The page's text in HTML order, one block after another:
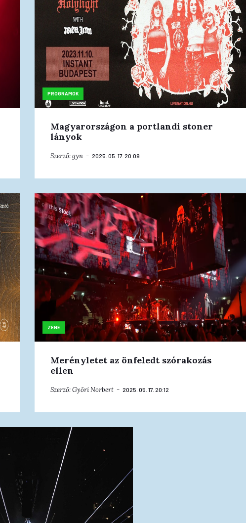
PROGRAMOK
Magyarországon a portlandi stoner
lányok
Szerző:gyn 2025. 05. 17. 20:09
ZENE
Merényletet az önfeledt szórakozás
ellen
Szerző:Győri Norbert 2025. 05. 17. 20:12